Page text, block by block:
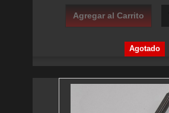
Agregar al Carrito
Agotado